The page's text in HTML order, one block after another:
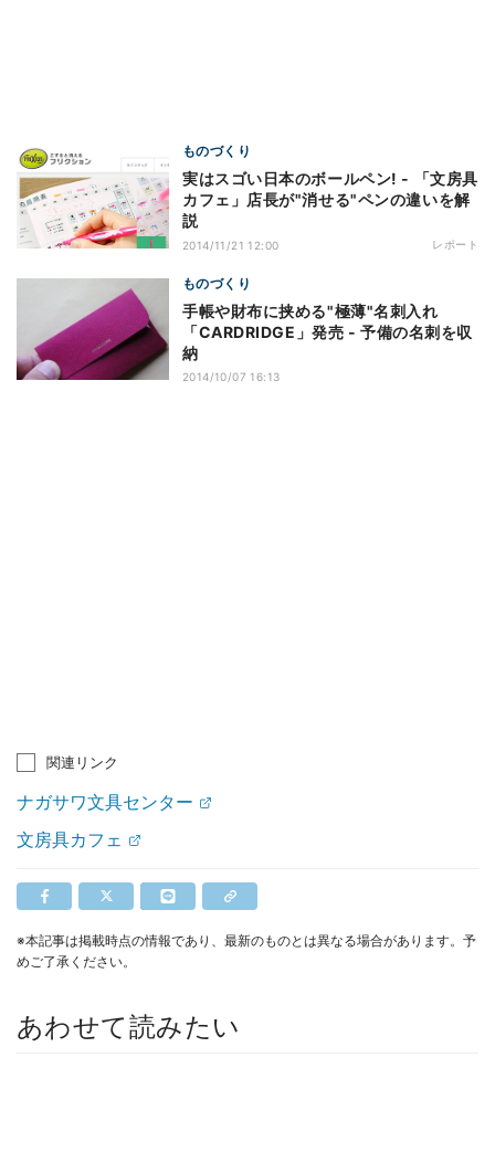
ものづくり
実はスゴい日本のボールペン! - 「文房具
カフェ」店長が"消せる"ペンの違いを解
説
2014/11/21 12:00 レポート
ものづくり
手帳や財布に挟める"極薄"名刺入れ
「CARDRIDGE」発売 - 予備の名刺を収
納
2014/10/07 16:13
関連リンク
ナガサワ文具センター
文房具カフェ
※本記事は掲載時点の情報であり、最新のものとは異なる場合があります。予
めご了承ください。
あわせて読みたい